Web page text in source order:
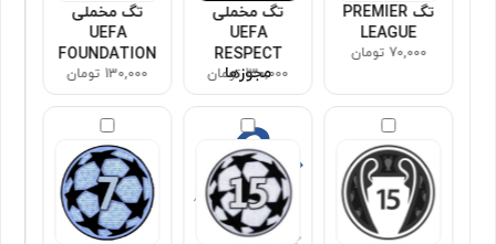
تگ PREMIER
LEAGUE
70,000 تومان
تگ مخملی
UEFA
RESPECT
130,000 تومان
تگ مخملی
UEFA
FOUNDATION
130,000 تومان مجوزها